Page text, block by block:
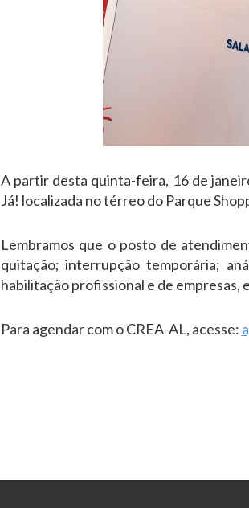
A partir desta quinta-feira, 16 de
Já! localizada no térreo do Parque
Lembramos que o posto de
quitação; interrupção temporária;
habilitação profissional e de empresas,
Para agendar com o CREA-AL, acesse: